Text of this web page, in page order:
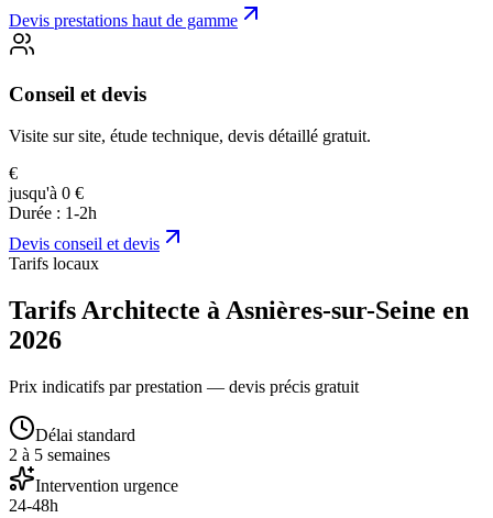
Devis prestations haut de gamme
Conseil et devis
Visite sur site, étude technique, devis détaillé gratuit.
€
jusqu'à 0 €
Durée : 1-2h
Devis conseil et devis
Tarifs locaux
Tarifs Architecte à Asnières-sur-Seine en
2026
Prix indicatifs par prestation — devis précis gratuit
Délai standard
2 à 5 semaines
Intervention urgence
24-48h